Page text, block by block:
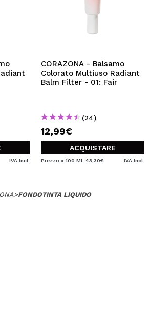
IVA Incl.
CORAZONA - Balsamo
Colorato Multiuso Radiant
Balm Filter - 01: Fair
(24)
12,99€
ACQUISTARE
Prezzo x 100 Ml: 43,30€ IVA Incl.
>FONDOTINTA LIQUIDO